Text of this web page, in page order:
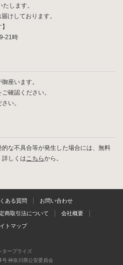
します。
けしております。
21時
座います。
確認ください。
い。
な不具合等が発生した場合には、無料
詳しくはこちらから。
ある質問 お問い合わせ
商取引法について 会社概要
トマップ
タープライズ
神奈川県公安委員会